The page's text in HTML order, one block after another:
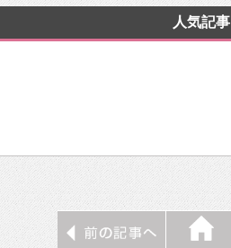
人気記事